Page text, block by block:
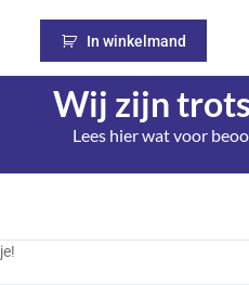
In winkelmand
Wij zijn
Lees hier wat voor